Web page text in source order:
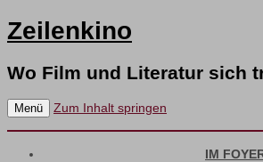
Zeilenkino
Wo Film und Literatur sich
Menü Zum Inhalt springen
IM